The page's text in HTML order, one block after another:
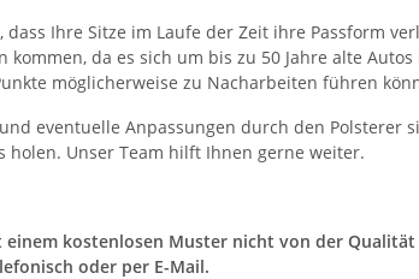
dass Ihre Sitze im Laufe der Zeit ihre Passform
kommen, da es sich um bis zu 50 Jahre alte
möglicherweise zu Nacharbeiten führen
eventuelle Anpassungen durch den Polsterer
holen. Unser Team hilft Ihnen gerne weiter.
kostenlosen Muster nicht von der
oder per E-Mail.